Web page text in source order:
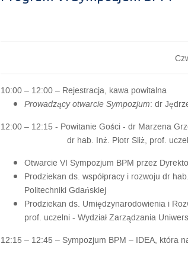
10:00 – 12:00 – Rejestracja, kawa powitalna
Prowadzący otwarcie Sympozjum: dr
12:00 – 12:15 - Powitanie Gości - dr Marzena
dr hab. Inż. Piotr Sliż, prof. uczelni
Otwarcie VI Sympozjum BPM przez
Prodziekan ds. współpracy i rozwoju dr
Politechniki Gdańskiej
Prodziekan ds. Umiędzynarodowienia i
prof. uczelni - Wydział Zarządzania
12:15 – 12:45 – Sympozjum BPM – IDEA, która